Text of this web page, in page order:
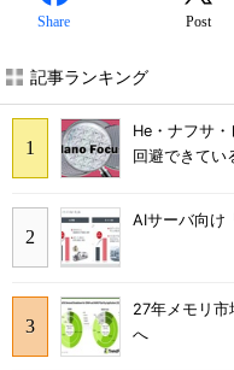
Share Post
記事ランキング
He・ナフサ
回避できてい
AIサーバ向け
27年メモリ
へ